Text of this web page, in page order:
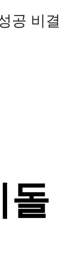
공 비결